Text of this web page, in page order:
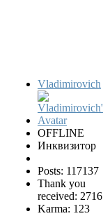
Vladimirovich
OFFLINE
Инквизитор
Posts: 117137
Thank you
received: 2716
Karma: 123